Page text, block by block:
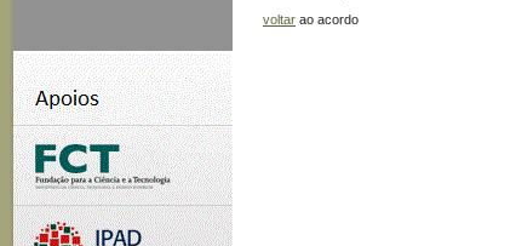
voltar ao acordo